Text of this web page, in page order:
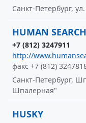
Санкт-Петербург,
HUMAN SEARCH
+7 (812) 3247911
http://
факс +7 (812)
Санкт-Петербург,
Шпалерная"
HUSKY